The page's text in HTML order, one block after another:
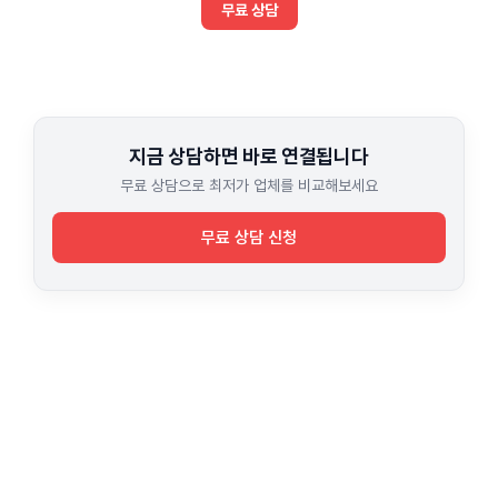
무료 상담
지금 상담하면 바로 연결됩니다
무료 상담으로 최저가 업체를 비교해보세요
무료 상담 신청